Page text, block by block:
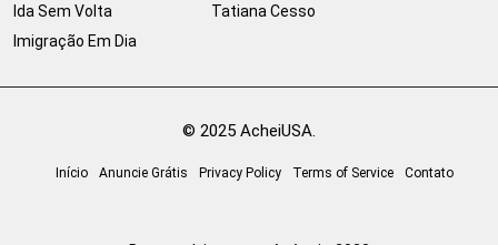
Ida Sem Volta
Imigração Em Dia
Tatiana Cesso
© 2025 AcheiUSA.
Início Anuncie Grátis Privacy Policy Terms of Service Contato